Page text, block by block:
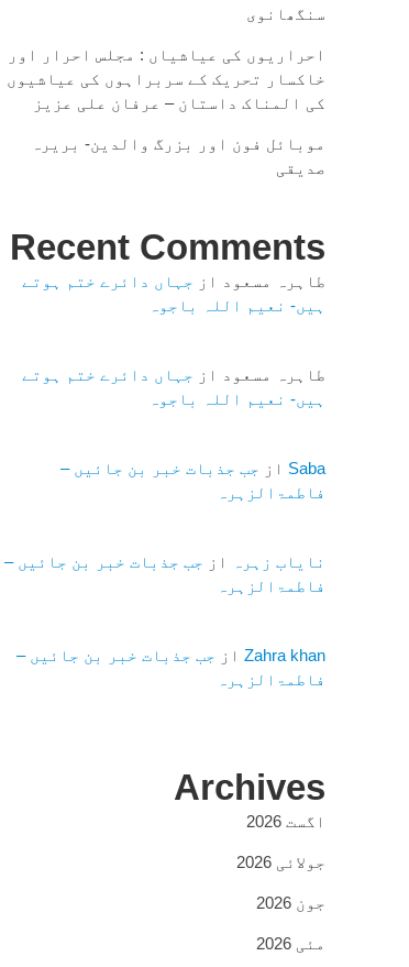
سنگھانوی
احراریوں کی عیاشیاں : مجلس احرار اور
خاکسار تحریک کے سربراہوں کی عیاشیوں
کی المناک داستان – عرفان علی عزیز
موبائل فون اور بزرگ والدین- بریرہ
صدیقی
Recent Comments
طاہرہ مسعود از جہاں دائرے ختم ہوتے
ہیں- نعیم اللہ باجوہ
طاہرہ مسعود از جہاں دائرے ختم ہوتے
ہیں- نعیم اللہ باجوہ
Saba از جب جذبات خبر بن جائیں –
فاطمۃالزہرہ
نایاب زہرہ از جب جذبات خبر بن جائیں –
فاطمۃالزہرہ
Zahra khanاز جب جذبات خبر بن جائیں –
فاطمۃالزہرہ
Archives
اگست 2026
جولائی 2026
جون 2026
مئی 2026